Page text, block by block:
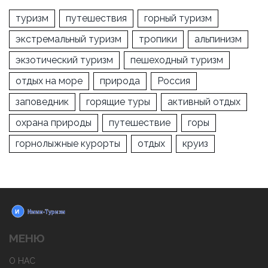
туризм путешествия
горный туризм
экстремальный туризм
тропики
альпинизм
экзотический туризм
пешеходный туризм
отдых на море
природа
Россия
заповедник
горящие туры
активный отдых
охрана природы
путешествие
горы
горнолыжные курорты
отдых круиз
МЕНЮ
О НАС